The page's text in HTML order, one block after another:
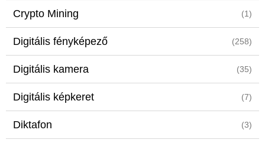
Crypto Mining (1)
Digitális fényképező (258)
Digitális kamera (35)
Digitális képkeret (7)
Diktafon (3)